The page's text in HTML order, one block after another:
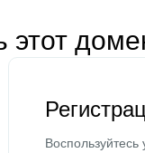
этот